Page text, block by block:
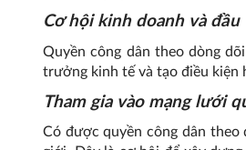
Cơ hội kinh doanh và đầu
Quyền công dân theo dòng
trưởng kinh tế và tạo điều kiện
Tham gia vào mạng lưới
Có được quyền công dân